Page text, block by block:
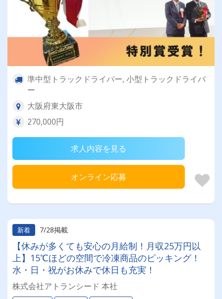
準中型トラックドライバー, 小型トラックドライバ
ー
大阪府東大阪市
270,000円
求人内容を見る
オンライン応募
新着 7/28掲載
【休みが多くても安心の月給制！月収25万円以
上】15℃ほどの空間で冷凍商品のピッキング！
水・日・祝がお休みで休日も充実！
株式会社アトランシード 本社